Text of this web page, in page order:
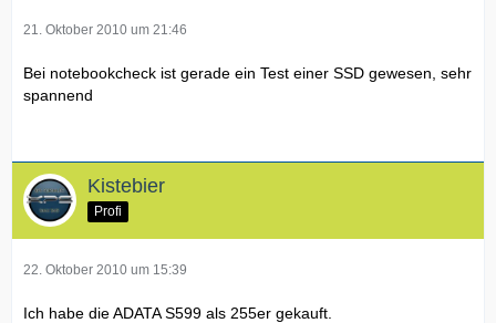
21. Oktober 2010 um 21:46
Bei notebookcheck ist gerade ein Test einer SSD gewesen, sehr
spannend
Kistebier
Profi
22. Oktober 2010 um 15:39
Ich habe die ADATA S599 als 255er gekauft.